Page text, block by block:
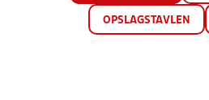
OPSLAGSTAVLEN